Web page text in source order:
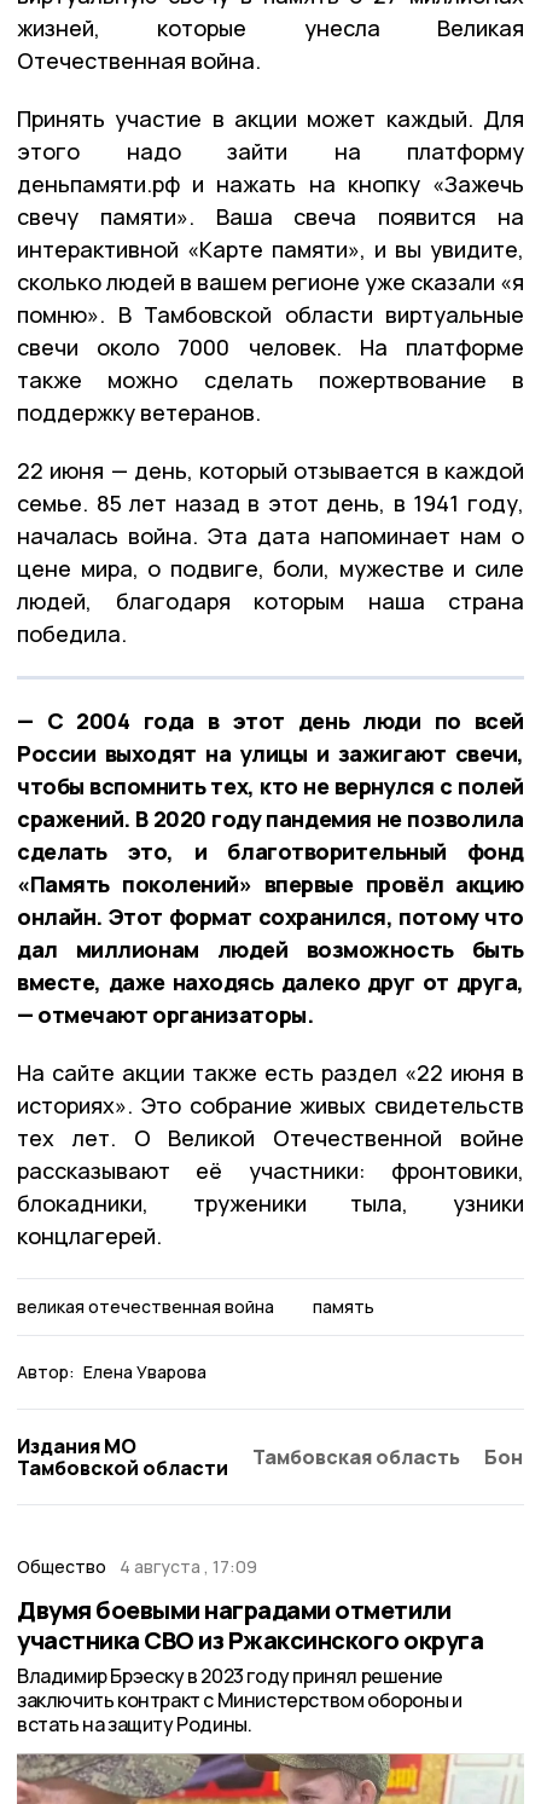
жизней, которые унесла Великая
Отечественная война.
Принять участие в акции может каждый. Для
этого надо зайти на платформу
деньпамяти.рф и нажать на кнопку «Зажечь
свечу памяти». Ваша свеча появится на
интерактивной «Карте памяти», и вы увидите,
сколько людей в вашем регионе уже сказали «я
помню». В Тамбовской области виртуальные
свечи около 7000 человек. На платформе
также можно сделать пожертвование в
поддержку ветеранов.
22 июня — день, который отзывается в каждой
семье. 85 лет назад в этот день, в 1941 году,
началась война. Эта дата напоминает нам о
цене мира, о подвиге, боли, мужестве и силе
людей, благодаря которым наша страна
победила.
— С 2004 года в этот день люди по всей
России выходят на улицы и зажигают свечи,
чтобы вспомнить тех, кто не вернулся с полей
сражений. В 2020 году пандемия не позволила
сделать это, и благотворительный фонд
«Память поколений» впервые провёл акцию
онлайн. Этот формат сохранился, потому что
дал миллионам людей возможность быть
вместе, даже находясь далеко друг от друга,
— отмечают организаторы.
На сайте акции также есть раздел «22 июня в
историях». Это собрание живых свидетельств
тех лет. О Великой Отечественной войне
рассказывают её участники: фронтовики,
блокадники, труженики тыла, узники
концлагерей.
великая отечественная война память
Автор: Елена Уварова
Издания МО
Тамбовской области
Тамбовская область
Общество 4 августа , 17:09
Двумя боевыми наградами отметили
участника СВО из Ржаксинского округа
Владимир Брэеску в 2023 году принял решение
заключить контракт с Министерством обороны и
встать на защиту Родины.